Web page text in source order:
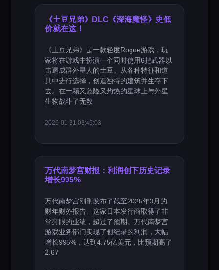
《土豆兄弟》DLC《深海魔怪》史低
价就在这！
《土豆兄弟》是一款轻度Rogue游戏，玩
家将在游戏中扮演一个同时使用6把武器以
击退成群外星人的土豆。从各种特征和道
具中进行选择，创造独特的建筑并生存下
去。在一颗又危险又灼热的星球上与外星
生物战斗了无数
2026-01-31 03:45:03
万代南梦宫财报：利润创下历史记录
增长995%
万代南梦宫刚刚发布了截至2025年3月的
财年财务报告。这家日本发行商取得了非
常亮眼的业绩，超过了预期。万代南梦宫
游戏业务部门实现了创纪录的利润，大幅
增长995%，达到4.75亿美元，比预期高了
2.67